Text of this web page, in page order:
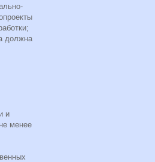
должна
и
менее